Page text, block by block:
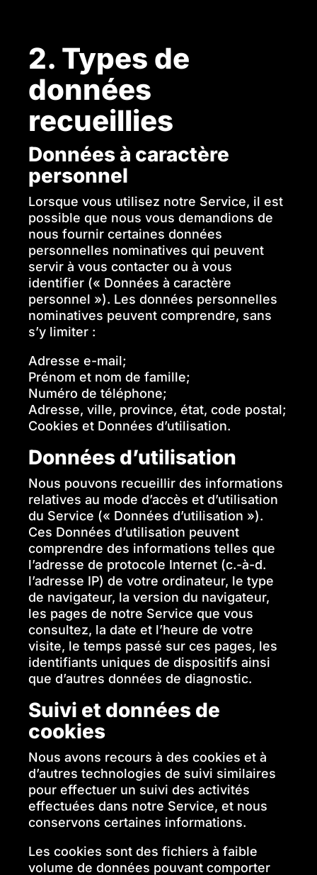
‍2. Types de
données
recueillies
‍Données à caractère
personnel
Lorsque vous utilisez notre Service, il est
possible que nous vous demandions de
nous fournir certaines données
personnelles nominatives qui peuvent
servir à vous contacter ou à vous
identifier (« Données à caractère
personnel »). Les données personnelles
nominatives peuvent comprendre, sans
s’y limiter :
Adresse e-mail;
Prénom et nom de famille;
Numéro de téléphone;
Adresse, ville, province, état, code postal;
Cookies et Données d’utilisation.
‍Données d’utilisation
Nous pouvons recueillir des informations
relatives au mode d’accès et d’utilisation
du Service (« Données d’utilisation »).
Ces Données d’utilisation peuvent
comprendre des informations telles que
l’adresse de protocole Internet (c.-à-d.
l’adresse IP) de votre ordinateur, le type
de navigateur, la version du navigateur,
les pages de notre Service que vous
consultez, la date et l’heure de votre
visite, le temps passé sur ces pages, les
identifiants uniques de dispositifs ainsi
que d’autres données de diagnostic.
Suivi et données de
cookies
Nous avons recours à des cookies et à
d’autres technologies de suivi similaires
pour effectuer un suivi des activités
effectuées dans notre Service, et nous
conservons certaines informations.
Les cookies sont des fichiers à faible
volume de données pouvant comporter